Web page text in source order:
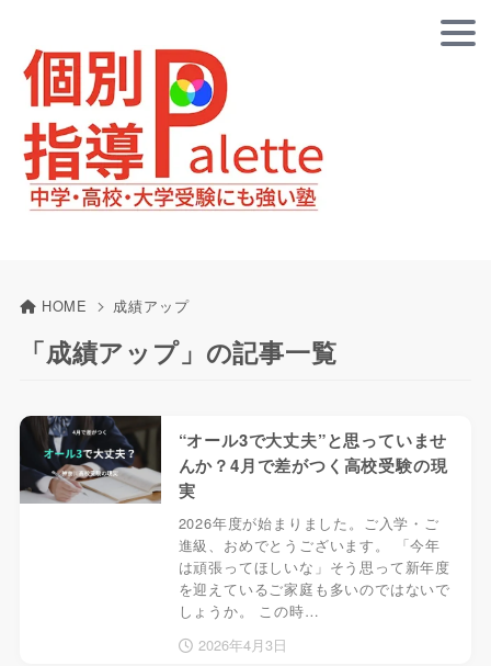
HOME 成績アップ
「成績アップ」の記事一覧
“オール3で大丈夫”と思っていませ
んか？4月で差がつく高校受験の現
実
2026年度が始まりました。ご入学・ご
進級、おめでとうございます。 「今年
は頑張ってほしいな」そう思って新年度
を迎えているご家庭も多いのではないで
しょうか。 この時…
2026年4月3日